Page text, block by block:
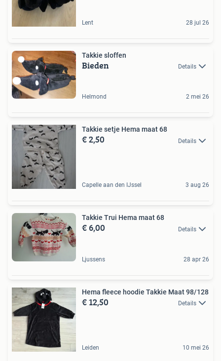
Lent 28 jul 26
Takkie sloffen
Bieden Details
Helmond 2 mei 26
Takkie setje Hema maat 68
€ 2,50 Details
Capelle aan den IJssel 3 aug 26
Takkie Trui Hema maat 68
€ 6,00 Details
Ljussens 28 apr 26
Hema fleece hoodie Takkie Maat 98/128
€ 12,50 Details
Leiden 10 mei 26